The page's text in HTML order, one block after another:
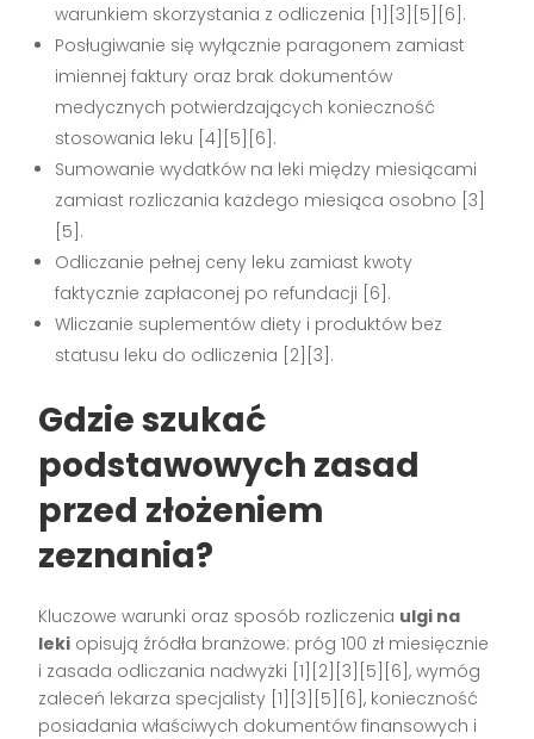
warunkiem skorzystania z odliczenia [1][3][5][6].
Posługiwanie się wyłącznie paragonem zamiast
imiennej faktury oraz brak dokumentów
medycznych potwierdzających konieczność
stosowania leku [4][5][6].
Sumowanie wydatków na leki między miesiącami
zamiast rozliczania każdego miesiąca osobno [3]
[5].
Odliczanie pełnej ceny leku zamiast kwoty
faktycznie zapłaconej po refundacji [6].
Wliczanie suplementów diety i produktów bez
statusu leku do odliczenia [2][3].
Gdzie szukać
podstawowych zasad
przed złożeniem
zeznania?
Kluczowe warunki oraz sposób rozliczenia ulgi na
leki opisują źródła branżowe: próg 100 zł miesięcznie
i zasada odliczania nadwyżki [1][2][3][5][6], wymóg
zaleceń lekarza specjalisty [1][3][5][6], konieczność
posiadania właściwych dokumentów finansowych i